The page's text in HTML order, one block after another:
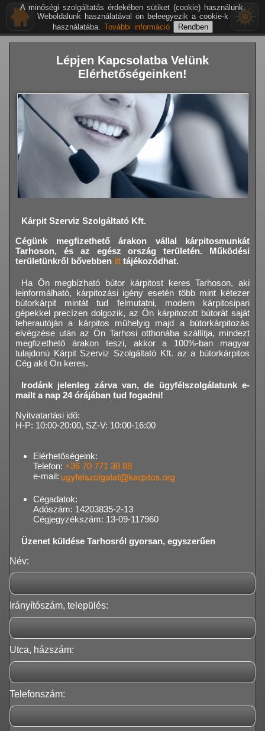
Lépjen Kapcsolatba Velünk
Elérhetőségeinken!
Kárpit Szerviz Szolgáltató Kft.
Cégünk megfizethető árakon vállal kárpitosmunkát
Tarhoson,
és az egész ország területén. Működési
területünkről bővebben itt tájékozódhat.
Ha Ön megbízható bútor kárpitost keres Tarhoson, aki
leinformálható, kárpitozási igény esetén több mint kétezer
bútorkárpit mintát tud felmutatni, modern kárpitosipari
gépekkel precízen dolgozik, az Ön kárpitozott bútorát saját
teherautóján a kárpitos műhelyig majd a bútorkárpitozás
elvégzése után az Ön Tarhosi otthonába szállítja, mindezt
megfizethető árakon teszi, akkor a 100%-ban magyar
tulajdonú Kárpit Szerviz Szolgáltató Kft. az a bútorkárpitos
Cég akit Ön keres.
Irodánk jelenleg zárva van, de ügyfélszolgálatunk e-
mailt a nap 24 órájában tud fogadni!
Nyitvatartási idő:
H-P: 10:00-20:00, SZ-V: 10:00-16:00
Elérhetőségeink:
Telefon: +36 70 771 38 88
e-mail:
Cégadatok:
Adószám: 14203835-2-13
Cégjegyzékszám: 13-09-117960
Üzenet küldése Tarhosról gyorsan, egyszerűen
Név:
Irányítószám, település:
Utca, házszám:
Telefonszám:
A minőségi szolgáltatás érdekében sütiket (cookie) használunk.
Weboldalunk használatával ön beleegyezik a cookie-k
használatába. További információ